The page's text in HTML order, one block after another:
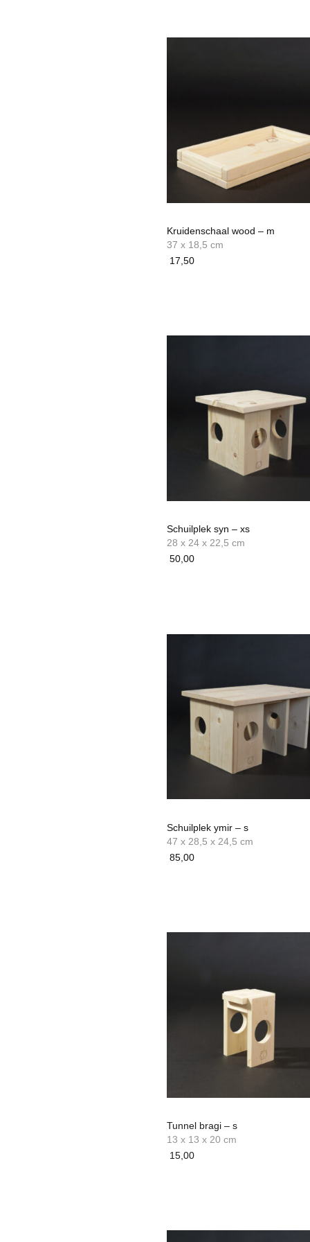
Kruidenschaal wood – m
37 x 18,5 cm
17,50
Schuilplek syn – xs
28 x 24 x 22,5 cm
50,00
Schuilplek ymir – s
47 x 28,5 x 24,5 cm
85,00
Tunnel bragi – s
13 x 13 x 20 cm
15,00